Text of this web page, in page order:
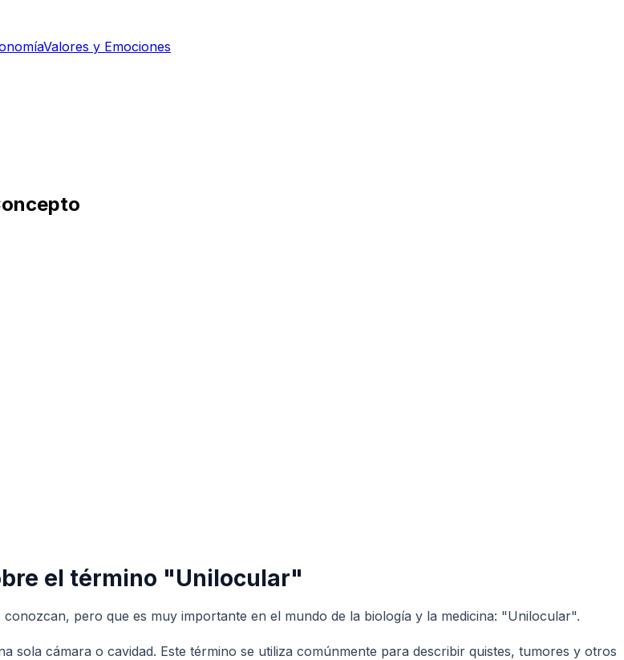
Valores y Emociones
el término "Unilocular"
pero que es muy importante en el mundo de la biología y la medicina: "Unilocular".
cámara o cavidad. Este término se utiliza comúnmente para describir quistes, tumores y otros